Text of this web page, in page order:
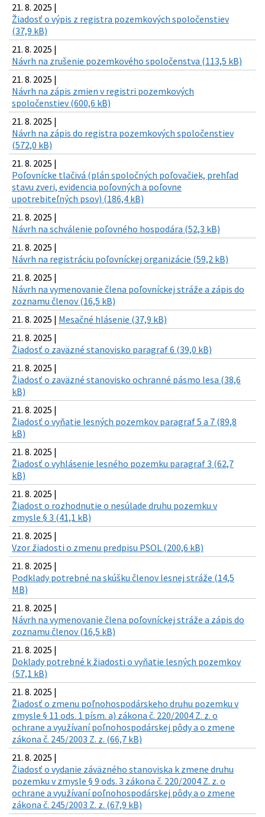
21. 8. 2025 |
Žiadosť o výpis z registra pozemkových spoločenstiev
(37,9 kB)
21. 8. 2025 |
Návrh na zrušenie pozemkového spoločenstva (113,5 kB)
21. 8. 2025 |
Návrh na zápis zmien v registri pozemkových
spoločenstiev (600,6 kB)
21. 8. 2025 |
Návrh na zápis do registra pozemkových spoločenstiev
(572,0 kB)
21. 8. 2025 |
Poľovnícke tlačivá (plán spoločných poľovačiek, prehľad
stavu zveri, evidencia poľovných a poľovne
upotrebiteľných psov) (186,4 kB)
21. 8. 2025 |
Návrh na schválenie poľovného hospodára (52,3 kB)
21. 8. 2025 |
Návrh na registráciu poľovníckej organizácie (59,2 kB)
21. 8. 2025 |
Návrh na vymenovanie člena poľovníckej stráže a zápis do
zoznamu členov (16,5 kB)
21. 8. 2025 | Mesačné hlásenie (37,9 kB)
21. 8. 2025 |
Žiadosť o zaväzné stanovisko paragraf 6 (39,0 kB)
21. 8. 2025 |
Žiadosť o zaväzné stanovisko ochranné pásmo lesa (38,6
kB)
21. 8. 2025 |
Žiadosť o vyňatie lesných pozemkov paragraf 5 a 7 (89,8
kB)
21. 8. 2025 |
Žiadosť o vyhlásenie lesného pozemku paragraf 3 (62,7
kB)
21. 8. 2025 |
Žiadost o rozhodnutie o nesúlade druhu pozemku v
zmysle § 3 (41,1 kB)
21. 8. 2025 |
Vzor žiadosti o zmenu predpisu PSOL (200,6 kB)
21. 8. 2025 |
Podklady potrebné na skúšku členov lesnej stráže (14,5
MB)
21. 8. 2025 |
Návrh na vymenovanie člena poľovníckej stráže a zápis do
zoznamu členov (16,5 kB)
21. 8. 2025 |
Doklady potrebné k žiadosti o vyňatie lesných pozemkov
(57,1 kB)
21. 8. 2025 |
Žiadosť o zmenu poľnohospodárskeho druhu pozemku v
zmysle § 11 ods. 1 písm. a) zákona č. 220/2004 Z. z. o
ochrane a využívaní poľnohospodárskej pôdy a o zmene
zákona č. 245/2003 Z. z. (66,7 kB)
21. 8. 2025 |
Žiadosť o vydanie záväzného stanoviska k zmene druhu
pozemku v zmysle § 9 ods. 3 zákona č. 220/2004 Z. z. o
ochrane a využívaní poľnohospodárskej pôdy a o zmene
zákona č. 245/2003 Z. z. (67,9 kB)